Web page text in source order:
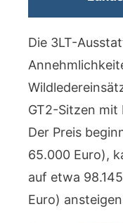
Die 3LT-
GT2-Sitzen mit
Der Preis
65.000 Euro),
auf etwa
Euro)